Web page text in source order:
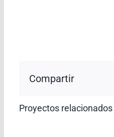
Compartir
Proyectos relacionados